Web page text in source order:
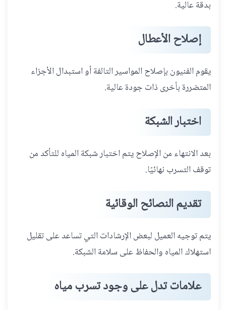
بدقة عالية.
إصلاح الأعطال
يقوم الفنيون بإصلاح المواسير التالفة أو استبدال الأجزاء
المتضررة بأخرى ذات جودة عالية.
اختبار الشبكة
بعد الانتهاء من الإصلاح يتم اختبار شبكة المياه للتأكد من
توقف التسرب نهائيًا.
تقديم النصائح الوقائية
يتم توجيه العميل لبعض الإرشادات التي تساعد على تقليل
استهلاك المياه والحفاظ على سلامة الشبكة.
علامات تدل على وجود تسرب مياه